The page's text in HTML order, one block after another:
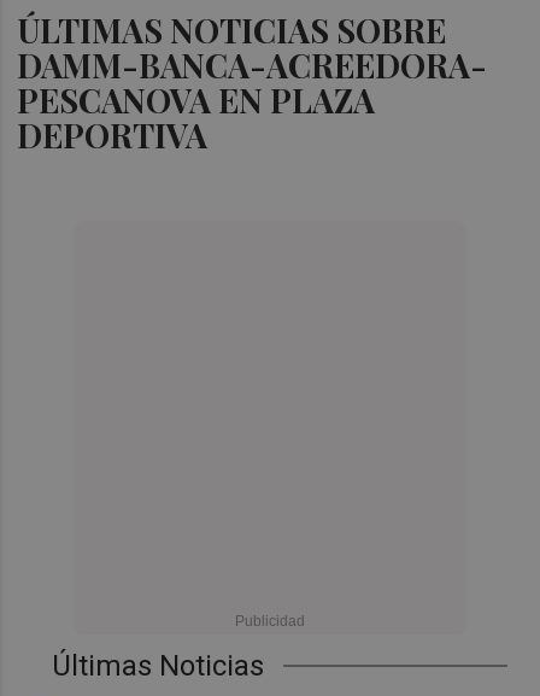
ÚLTIMAS NOTICIAS SOBRE
DAMM-BANCA-ACREEDORA-
PESCANOVA EN PLAZA
DEPORTIVA
Últimas Noticias